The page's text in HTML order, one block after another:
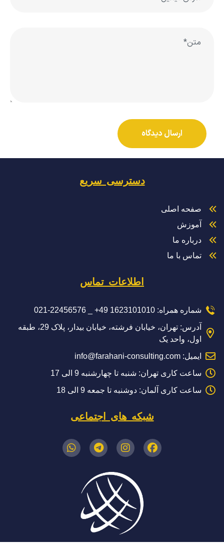
دسترسی سریع
صفحه اصلی
آموزش
درباره ما
تماس با ما
اطلاعات تماس
شماره همراه: 1623101010 49+ _ 22456576-021
آدرس: تهران، خیابان فرشته، خیابان بیدار، پلاک 29، طبقه
اول، واحد یک
ایمیل: info@farahani-consulting.com
ساعت کاری تهران: شنبه تا چهارشنبه 9 الی 17
ساعت کاری آلمان: دوشنبه تا جمعه 9 الی 18
شبکه های اجتماعی